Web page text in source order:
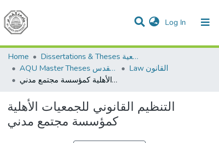
Log In (current)
Communities & Collections
All of DSpace
Home
Dissertations & Theses الرسائل الجامعية
AQU Master Theses الرسائل الجامعية الخاصة بجامعة القدس
Law القانون
التنظيم القانوني للجمعيات الأهلية كمؤسسة مجتمع مدني
التنظيم القانوني للجمعيات الأهلية
كمؤسسة مجتمع مدني